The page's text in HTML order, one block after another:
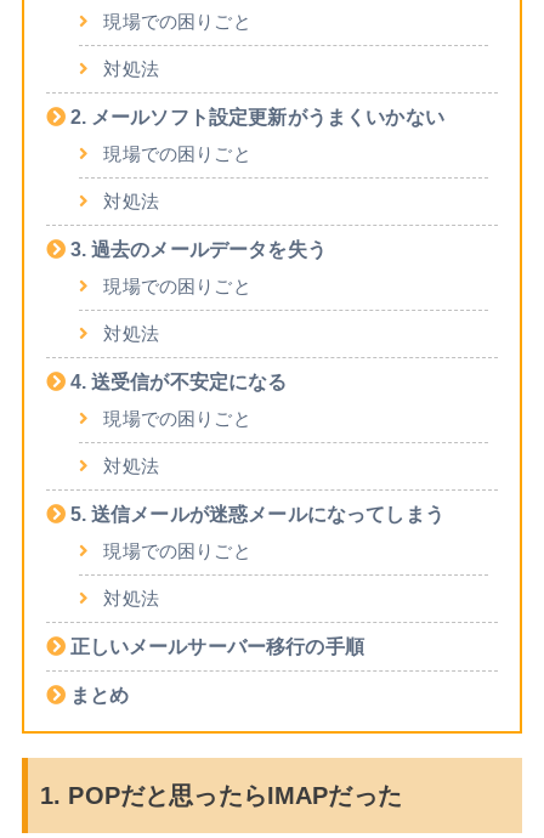
現場での困りごと
対処法
2. メールソフト設定更新がうまくいかない
現場での困りごと
対処法
3. 過去のメールデータを失う
現場での困りごと
対処法
4. 送受信が不安定になる
現場での困りごと
対処法
5. 送信メールが迷惑メールになってしまう
現場での困りごと
対処法
正しいメールサーバー移行の手順
まとめ
1. POPだと思ったらIMAPだった